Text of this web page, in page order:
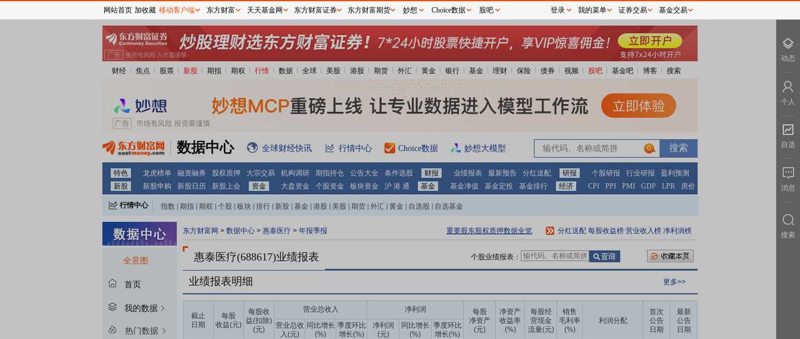
财经 焦点 股票 新股 期指 期权 行情 数据 全球 美股 港股 期货 外汇 黄金 银行 基金 理财 保险 债券 视频 股吧 基金吧 博客 搜索
数据中心 全球财经快讯 行情中心 Choice数据 妙想大模型 0
特色 龙虎榜单 融资融券 股权质押 大宗交易 机构调研 期指持仓 公告大全 条件选股 财报 业绩报表 最新预告 分红送配 研报 个股研报 行业研报
盈利预测
新股
新股申购 新股日历 新股上会 资金 大盘资金 个股资金 板块资金 沪 港 通 基金 基金净值 基金定投 基金排行 经济 CPI PPI PMI GDP LPR 房价
行情中心 指数 期指 期权 个股 板块 排行 新股 基金 港股 美股 期货 外汇 黄金 自选股 自选基金
全景图
首页
我的数据
热门数据
东方财富网 > 数据中心 > 惠泰医疗 > 年报季报 重要股东股权质押数据全览 分红送配 每股收益榜 营业收入榜 净利润榜
惠泰医疗(688617)业绩报表 个股业绩报表：
业绩报表明细 更多>>
截止
日期
每股
收益(元)
每股收
益(扣除)
(元)
营业总收入 净利润
每股
净资产
(元)
净资产
收益率
(%)
每股经
营现金
流量(元)
销售
毛利率
(%)
利润分配
首次
公告
日期
最新
公告
日期
营业总收
入(元)
同比增长
(%)
季度环比
增长(%)
净利润
(元)
同比增长
(%)
季度环比
增长(%)
网站首页 加收藏 移动客户端 东方财富 天天基金网 东方财富证券 东方财富期货 妙想 Choice数据 股吧 登录 我的菜单 证券交易 基金交易
动态
个人
自选
消息
搜索